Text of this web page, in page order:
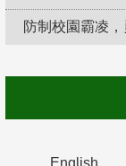
防制校園霸凌，
English